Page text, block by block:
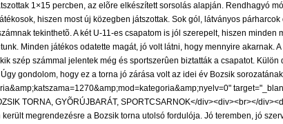
1×15 percben, az elõre elkészített sorsolás alapján. Rendhagyó
hiszen most új közegben játszottak. Sok gól, látványos
tekinthetõ. A két U-11-es csapatom is jól szerepelt, hiszen
Minden játékos odatette magát, jó volt látni, hogy mennyire akarnak.
szép számmal jelentek még és sportszerûen biztatták a csapatot.
gondolom, hogy ez a torna jó zárása volt az idei év Bozsik
TORNA, GYÕRÚJBARÁT, SPORTCSARNOK</div><div><br></
megrendezésre a Bozsik torna utolsó fordulója. Jó teremben, jó